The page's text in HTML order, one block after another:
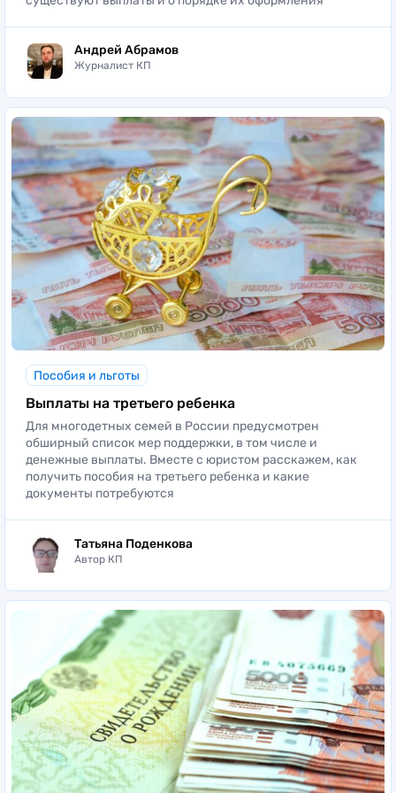
Андрей Абрамов
Журналист КП
Пособия и льготы
Выплаты на третьего ребенка
Для многодетных семей в России предусмотрен
обширный список мер поддержки, в том числе и
денежные выплаты. Вместе с юристом расскажем, как
получить пособия на третьего ребенка и какие
документы потребуются
Татьяна Поденкова
Автор КП